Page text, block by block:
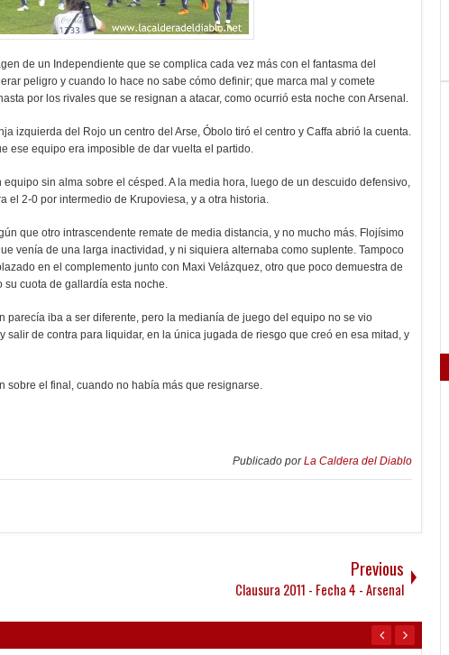
de un Independiente que se complica cada vez más con el fantasma del
peligro y cuando lo hace no sabe cómo definir; que marca mal y comete
por los rivales que se resignan a atacar, como ocurrió esta noche con Arsenal.
izquierda del Rojo un centro del Arse, Óbolo tiró el centro y Caffa abrió la cuenta.
ese equipo era imposible de dar vuelta el partido.
sin alma sobre el césped. A la media hora, luego de un descuido defensivo,
el 2-0 por intermedio de Krupoviesa, y a otra historia.
que otro intrascendente remate de media distancia, y no mucho más. Flojísimo
venía de una larga inactividad, y ni siquiera alternaba como suplente. Tampoco
en el complemento junto con Maxi Velázquez, otro que poco demuestra de
su cuota de gallardía esta noche.
parecía iba a ser diferente, pero la medianía de juego del equipo no se vio
de contra para liquidar, en la única jugada de riesgo que creó en esa mitad, y
sobre el final, cuando no había más que resignarse.
Publicado porLa Caldera del Diablo
Previous
Clausura 2011 - Fecha 4 - Arsenal